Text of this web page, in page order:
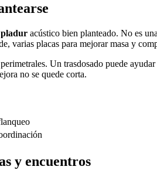
pladur acústico bien planteado. No es
varias placas para mejorar masa y
Un trasdosado puede
no se quede corta.
y encuentros